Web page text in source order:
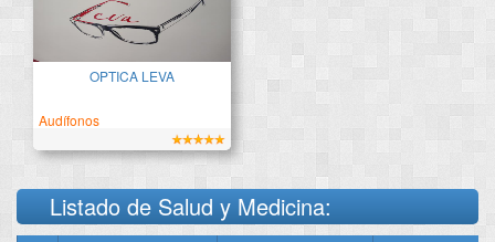
OPTICA LEVA
Audífonos
Listado de Salud y Medicina: